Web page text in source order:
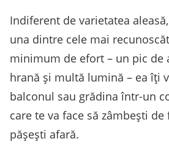
Indiferent de varietatea
una dintre cele mai
minimum de efort – un pic de
hrană și multă lumină – ea îți
balconul sau grădina într-un
care te va face să zâmbești
pășești afară.